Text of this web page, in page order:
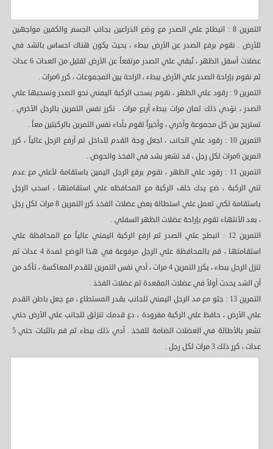
التمرين 8 : انبطاح علي الصدر مع وضع الذراعين بجانب الجسم والكفين مواجهين
للأرض . نقوم برفع الصدر عن الأرض ببطء ، بحيث يكون هناك احساس بالشد في
عضلات أسفل الظهر ، نُبقي علي الصدر مرتفعاً عن الأرض لقليل من العدات 6 عدات
ثم نقوم بإراحة الصدر علي الأرض ببطء ، الراحة بين المجموعات ، كرر 6مرات .
التمرين 9 : رقود علي الظهر ، نقوم بسحب الركبة اليمني نحو الصدر ونسحبها علي
الصدر ، نؤدي ذلك ثمان مرات ببطء أربع مرات . نكرر نفس التمرين بالرجل الأخري .
تستريح بين كل مجموعة وأخري ، وأخيراً تقوم بأداء نفس التمرين بالركبتين معاً .
التمرين 10 : رقود علي الجانب ، اجعل وجة القدم للداخل ثم أرفع الرجل عالياً ، كرر
المرين 6مرات لكل رجل ، قد تشعر بشد في الفخذ والحوض .
التمرين 11 : رقود علي الظهر ، نقوم برفع الرجل اليمين باستقامة لأعلي مع عدم
ثني الركبة ، ضع يدك خلف الركبة مع المحافظه علي استقامتها ، اسحب الرجل
باستقامة لكي تعمل علي استطالة بعض عضلات الفخذ كرر التمرين 8 مرات لكل رجل
، بعد الأنتهاء تقوم بإراحة عضلات الظهر السفلي .
التمرين 12 : انبطح علي الصدر ثم ارفع الركبة اليمني عالياً مع المحافظة علي
استقامتها ، قم بالمحافظة علي الرجل مرفوعة في هذا الوضع لمدة 4 عدات ثم
تنزل الرجل ببطء ، يكرر التمرين 4 مرات ، أدي نفس التمرين للقدم المعاكسة ، تأكد من
أن الشد يحدث أولاً في عضلات المقعدة ثم عضلات الفخذ .
التمرين 13 : جثو مع مد الرجل اليمني للجانب بقدر المستطاع ، مع جعل باطن القدم
علي الأرض ، حافظ علي الركبة مفرودة ، دع قدمك تنزلق للجانب علي الأرض حتي
تشعر بالأطالة في العضلات الضامة للفخذ . أدي ذلك ببطء ثم قم بالثبات حتي 5
عدات ، كرر ذلك 3 مرات لكل رجل .